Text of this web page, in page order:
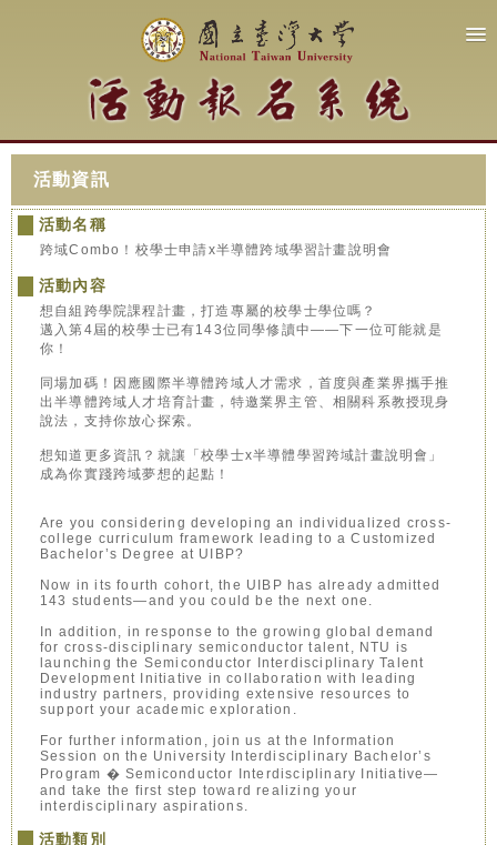
活動資訊
活動名稱
跨域Combo！校學士申請x半導體跨域學習計畫說明會
活動內容
想自組跨學院課程計畫，打造專屬的校學士學位嗎？
邁入第4屆的校學士已有143位同學修讀中——下一位可能就是
你！
同場加碼！因應國際半導體跨域人才需求，首度與產業界攜手推
出半導體跨域人才培育計畫，特邀業界主管、相關科系教授現身
說法，支持你放心探索。
想知道更多資訊？就讓「校學士x半導體學習跨域計畫說明會」
成為你實踐跨域夢想的起點！
Are you considering developing an individualized cross-
college curriculum framework leading to a Customized
Bachelor’s Degree at UIBP?
Now in its fourth cohort, the UIBP has already admitted
143 students—and you could be the next one.
In addition, in response to the growing global demand
for cross-disciplinary semiconductor talent, NTU is
launching the Semiconductor Interdisciplinary Talent
Development Initiative in collaboration with leading
industry partners, providing extensive resources to
support your academic exploration.
For further information, join us at the Information
Session on the University Interdisciplinary Bachelor’s
Program � Semiconductor Interdisciplinary Initiative—
and take the first step toward realizing your
interdisciplinary aspirations.
活動類別